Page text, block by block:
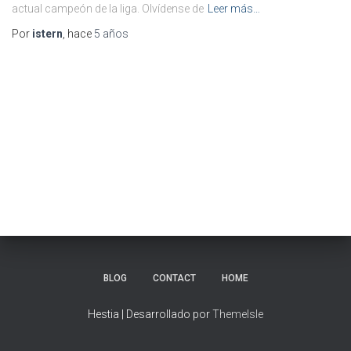
actual campeón de la liga. Olvídense de
Leer más…
Por istern , hace 5 años
BLOG CONTACT HOME
Hestia | Desarrollado porThemeIsle